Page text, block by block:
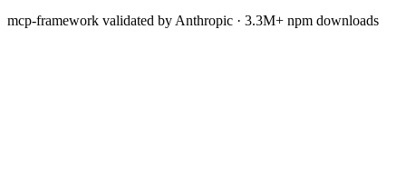
mcp-framework validated by Anthropic · 3.3M+ npm downloads